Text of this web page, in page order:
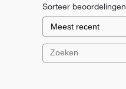
Sorteer beoordelingen